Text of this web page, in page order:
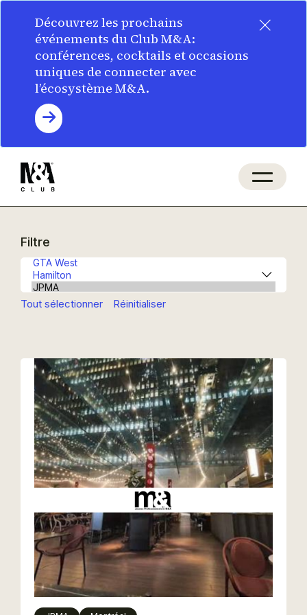
×
Découvrez les prochains
événements du Club M&A:
conférences, cocktails et occasions
uniques de connecter avec
l’écosystème M&A.
Filtre
Tout sélectionner Réinitialiser